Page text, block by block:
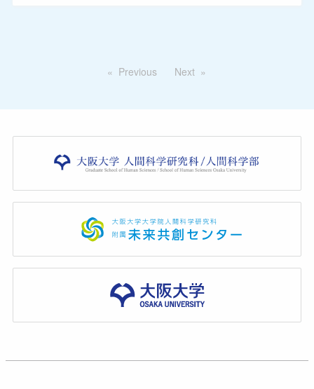
Previous Next